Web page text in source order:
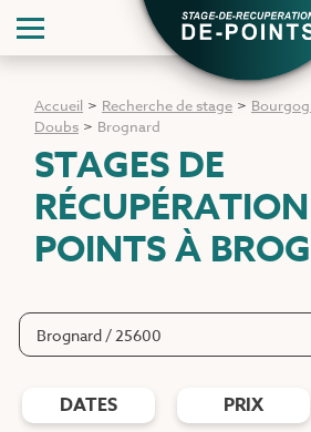
Accueil > Recherche de stage >
Doubs > Brognard
STAGES DE
POINTSÀ
DATES PRIX